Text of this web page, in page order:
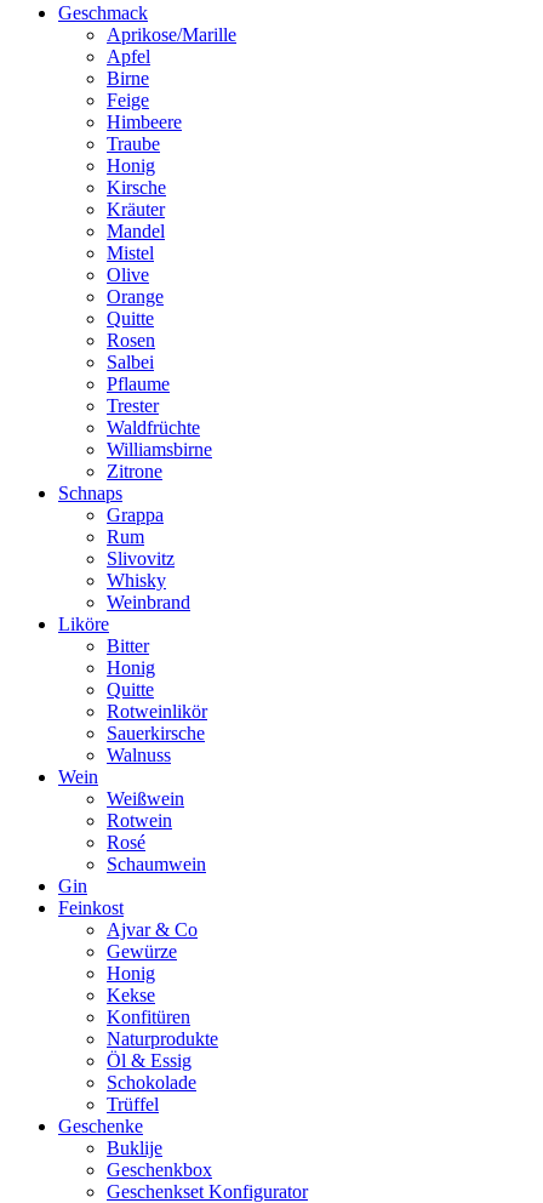
Geschmack
Aprikose/Marille
Apfel
Birne
Feige
Himbeere
Traube
Honig
Kirsche
Kräuter
Mandel
Mistel
Olive
Orange
Quitte
Rosen
Salbei
Pflaume
Trester
Waldfrüchte
Williamsbirne
Zitrone
Schnaps
Grappa
Rum
Slivovitz
Whisky
Weinbrand
Liköre
Bitter
Honig
Quitte
Rotweinlikör
Sauerkirsche
Walnuss
Wein
Weißwein
Rotwein
Rosé
Schaumwein
Gin
Feinkost
Ajvar & Co
Gewürze
Honig
Kekse
Konfitüren
Naturprodukte
Öl & Essig
Schokolade
Trüffel
Geschenke
Buklije
Geschenkbox
Geschenkset Konfigurator